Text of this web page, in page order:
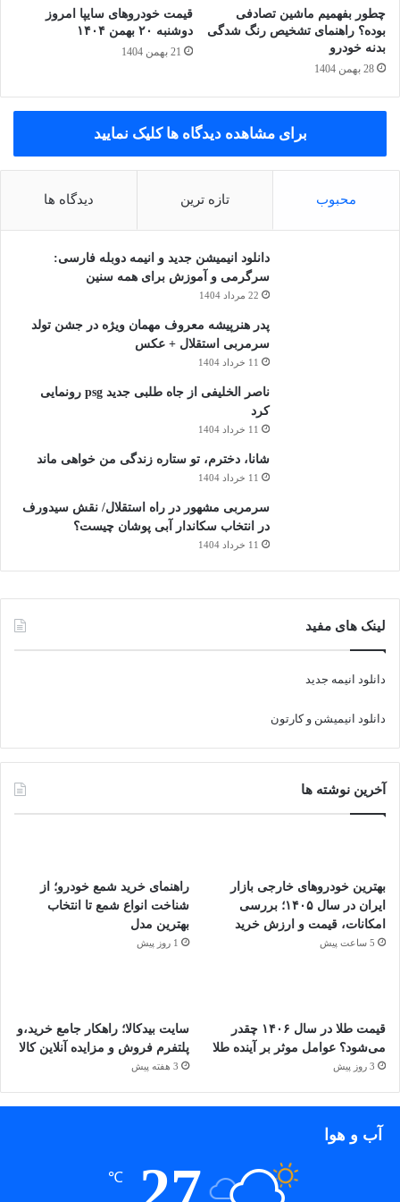
مزایای بادی فنس (PPF)
اگه سنگ یا شاخه به بدنه برخورد کنه، معمولاً فیلم آسیب می‌بینه نه
بعضی از فیلم‌ها با گرمای آفتاب یا باد گرم، خودشونو ترمیم می‌کنن!
عمر مفید بادی فنس معمولاً بین ۵ تا ۱۰ ساله، بسته به کیفیت و
5. امکان جدا کردن بدون آسیب
در صورت نیاز می‌شه فیلم رو جدا کرد، بدون اینکه به رنگ آسیب
بزنه.
معایب سرامیک و بادی فنس
هیچکدوم بی‌نقص نیستن، پس واقع‌گرایانه ببینیم
معایب سرامیک:
ماندگاری کمتر (۲ تا ۵ سال)
در صورت آسیب، باید کل پنل دوباره پوشش داده بش
نصب سخت و حساس، باید نصاب حرفه‌ای انجام بده
ممکنه در لبه‌ها بلند بشه اگه درست نصب نشه
ظاهر کمی پلاستیکی در برندهای بی‌کیفیت
چطور بفهمیم ماشین تصادفی
بوده؟ راهنمای تشخیص رنگ شدگی
بدنه خودرو
28 بهمن 1404
قیمت خودرو‌های سایپا امروز
دوشنبه ۲۰ بهمن ۱۴۰۴
21 بهمن 1404
برای مشاهده دیدگاه ها کلیک نمایید
محبوب تازه ترین دیدگاه ها
دانلود انیمیشن جدید و انیمه دوبله فارسی:
سرگرمی و آموزش برای همه سنین
22 مرداد 1404
پدر هنرپیشه معروف مهمان ویژه در جشن تولد
سرمربی استقلال + عکس
11 خرداد 1404
ناصر الخلیفی از جاه طلبی جدید psg رونمایی
کرد
11 خرداد 1404
شانا، دخترم، تو ستاره زندگی من خواهی ماند
11 خرداد 1404
سرمربی مشهور در راه استقلال/ نقش سیدورف
در انتخاب سکاندار آبی پوشان چیست؟
11 خرداد 1404
لینک های مفید
دانلود انیمه جدید
دانلود انیمیشن و کارتون
آخرین نوشته ها
بهترین خودروهای خارجی بازار
ایران در سال ۱۴۰۵؛ بررسی
امکانات، قیمت و ارزش خرید
5 ساعت پیش
راهنمای خرید شمع خودرو؛ از
شناخت انواع شمع تا انتخاب
بهترین مدل
1 روز پیش
قیمت طلا در سال ۱۴۰۶ چقدر
می‌شود؟ عوامل موثر بر آینده طلا
3 روز پیش
سایت بیدکالا؛ راهکار جامع خرید،و
پلتفرم فروش و مزایده آنلاین کالا
3 هفته پیش
آب و هوا
℃